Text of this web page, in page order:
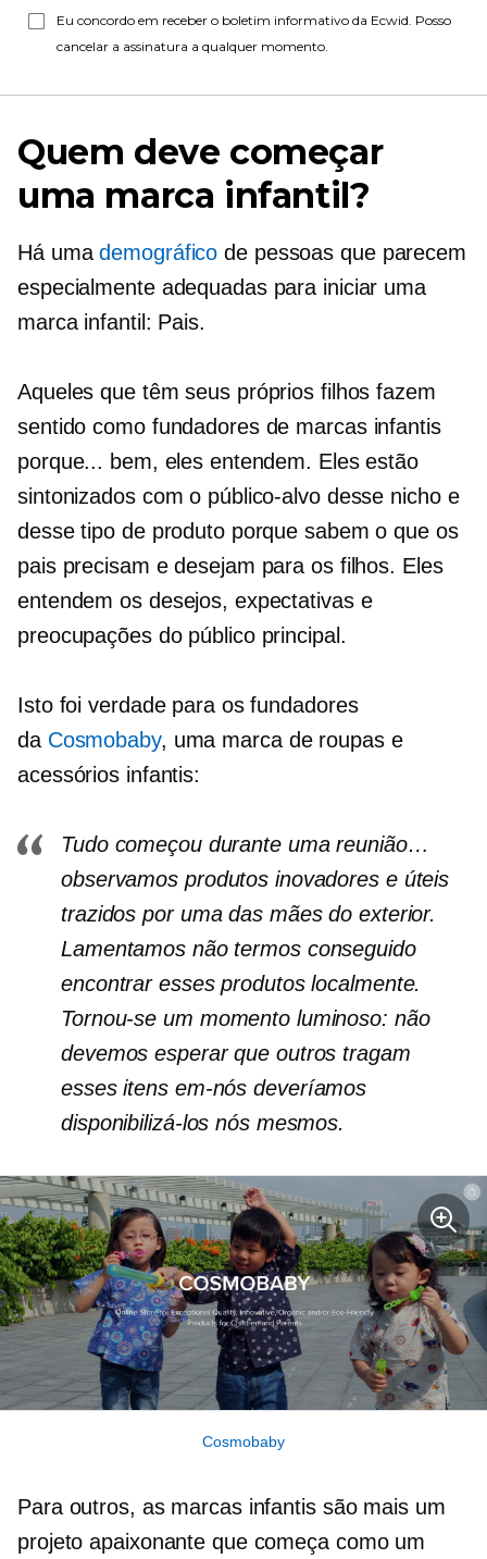
Eu concordo em receber o boletim informativo da Ecwid. Posso
cancelar a assinatura a qualquer momento.
Quem deve começar
uma marca infantil?
Há umademográfico de pessoas que parecem
especialmente adequadas para iniciar uma
marca infantil: Pais.
Aqueles que têm seus próprios filhos fazem
sentido como fundadores de marcas infantis
porque... bem, eles entendem. Eles estão
sintonizados com o público-alvo desse nicho e
desse tipo de produto porque sabem o que os
pais precisam e desejam para os filhos. Eles
entendem os desejos, expectativas e
preocupações do público principal.
Isto foi verdade para os fundadores
da Cosmobaby, uma marca de roupas e
acessórios infantis:
Tudo começou durante uma reunião…
observamos produtos inovadores e úteis
trazidos por uma das mães do exterior.
Lamentamos não termos conseguido
encontrar esses produtos localmente.
Tornou-se um momento luminoso: não
devemos esperar que outros tragam
esses itens em-nós deveríamos
disponibilizá-los nós mesmos.
Cosmobaby
Para outros, as marcas infantis são mais um
projeto apaixonante que começa como um